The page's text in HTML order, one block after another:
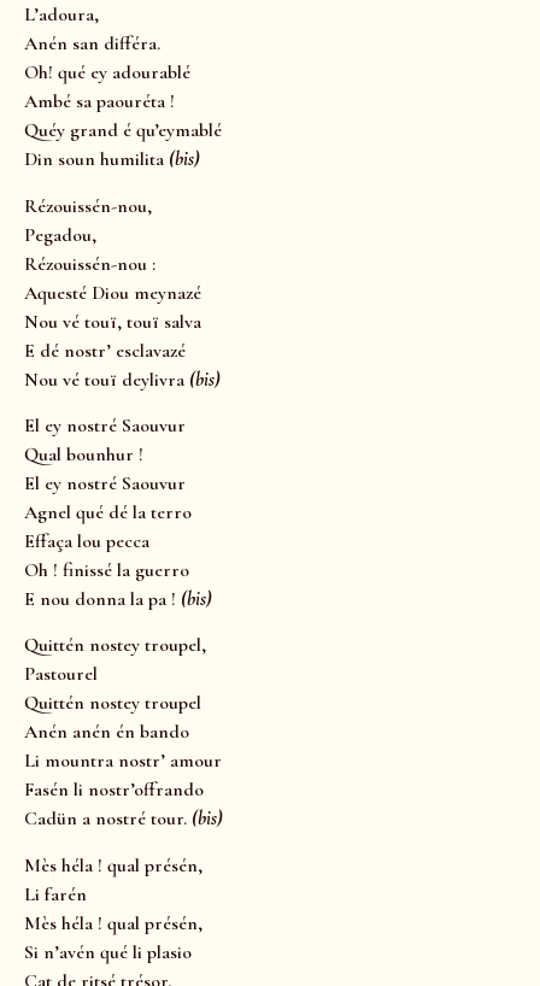
L’adoura,
Anén san différa.
Oh! qué ey adourablé
Ambé sa paouréta !
Quéy grand é qu’eymablé
Din soun humilita (bis)
Rézouissén-nou,
Pegadou,
Rézouissén-nou :
Aquesté Diou meynazé
Nou vé touï, touï salva
E dé nostr’ esclavazé
Nou vé touï deylivra (bis)
El ey nostré Saouvur
Qual bounhur !
El ey nostré Saouvur
Agnel qué dé la terro
Effaça lou pecca
Oh ! finissé la guerro
E nou donna la pa ! (bis)
Quittén nostey troupel,
Pastourel
Quittén nostey troupel
Anén anén én bando
Li mountra nostr’ amour
Fasén li nostr’offrando
Cadün a nostré tour. (bis)
Mès héla ! qual présén,
Li farén
Mès héla ! qual présén,
Si n’avén qué li plasio
Cat de ritsé trésor,